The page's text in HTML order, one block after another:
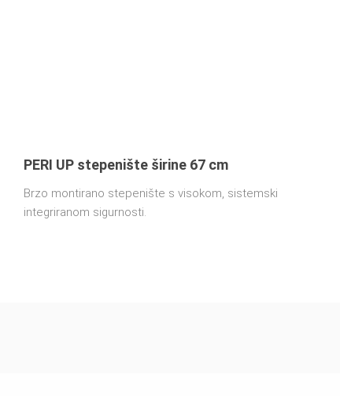
PERI UP stepenište širine 67 cm
Brzo montirano stepenište s visokom, sistemski
integriranom sigurnosti.